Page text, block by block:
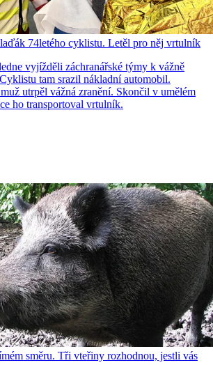
74letého cyklistu. Letěl pro něj vrtulník
vyjížděli záchranářské týmy k vážně
tam srazil nákladní automobil.
utrpěl vážná zranění. Skončil v umělém
ho transportoval vrtulník.
směru. Tři vteřiny rozhodnou, jestli vás